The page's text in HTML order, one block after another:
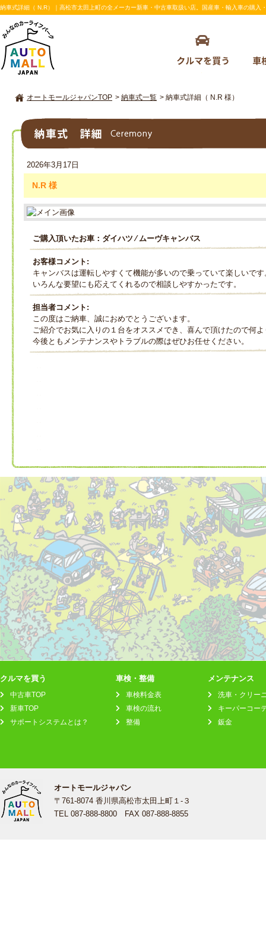
納車式詳細（ N.R）｜高松市太田上町の全メーカー新車・中古車取扱い店。国産車・輸入車の購
オートモールジャパンTOP > 納車式一覧 > 納車式詳細（ N.R 様）
2026年3月17日
N.R 様
ご購入頂いたお車：ダイハツ ⁄ ムーヴキャンバス
お客様コメント:
キャンバスは運転しやすくて機能が多いので乗っていて楽しいです
いろんな要望にも応えてくれるので相談しやすかったです。
担当者コメント:
この度はご納車、誠におめでとうございます。
ご紹介でお気に入りの１台をオススメでき、喜んで頂けたので何
今後ともメンテナンスやトラブルの際はぜひお任せください。
クルマを買う
中古車TOP
新車TOP
サポートシステムとは？
車検・整備
車検料金表
車検の流れ
整備
メンテナンス
洗車・クリー
キーパーコー
鈑金
オートモールジャパン
〒761-8074 香川県高松市太田上町１-３
TEL 087-888-8800 FAX 087-888-8855